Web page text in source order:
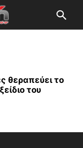
θεραπεύει το
του